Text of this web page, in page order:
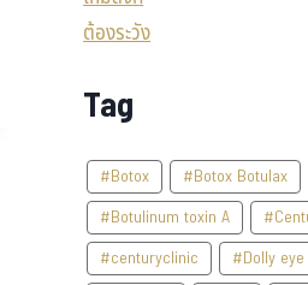
Tag
#Botox #Botox Botulax
#Botulinum toxin A
#centuryclinic
#Dolly eye